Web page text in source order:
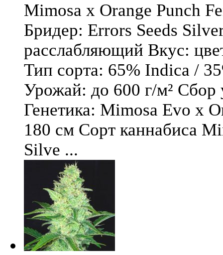
Mimosa x Orange Punch
Бридер: Errors Seeds
расслабляющий Вкус:
Тип сорта: 65% Indica /
Урожай: до 600 г/м² Сбор
Генетика: Mimosa Evo x
180 см Сорт каннабиса
Silve ...